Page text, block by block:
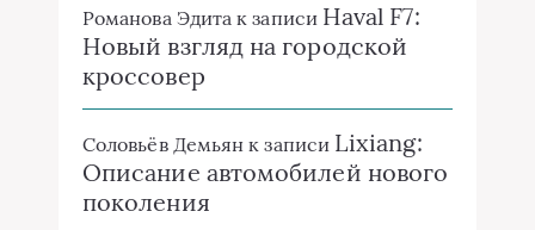
Романова Эдита к записи Haval F7:
Новый взгляд на городской
кроссовер
Соловьёв Демьян к записи Lixiang:
Описание автомобилей нового
поколения